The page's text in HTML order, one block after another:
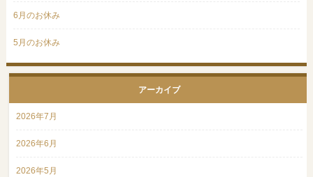
6月のお休み
5月のお休み
アーカイブ
2026年7月
2026年6月
2026年5月